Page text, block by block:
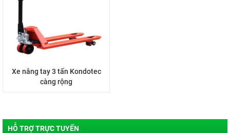
Xe nâng tay 3 tấn Kondotec
càng rộng
HỖ TRỢ TRỰC TUYẾN